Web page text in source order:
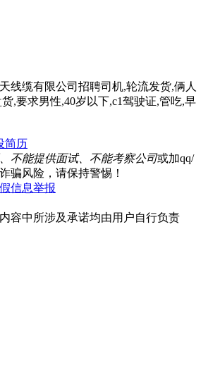
线缆有限公司招聘司机,轮流发货,俩人
,要求男性,40岁以下,c1驾驶证,管吃,早
简历
不能提供面试、不能考察公司或加qq/
骗风险，请保持警惕！
信息举报
容中所涉及承诺均由用户自行负责